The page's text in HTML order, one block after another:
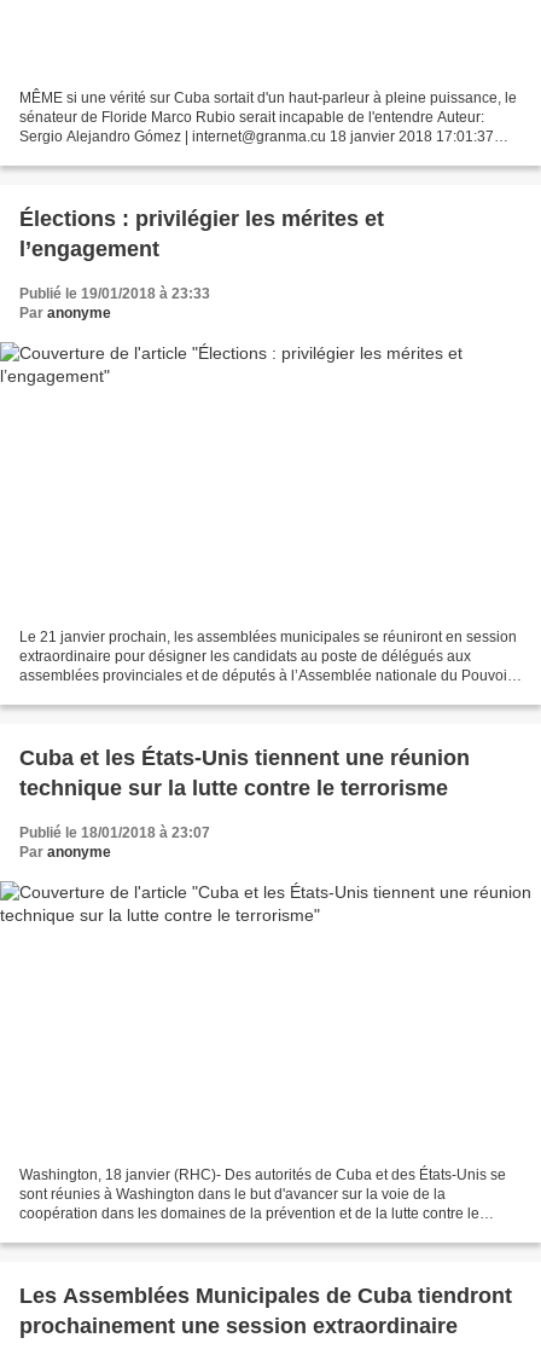
MÊME si une vérité sur Cuba sortait d'un haut-parleur à pleine puissance, le
sénateur de Floride Marco Rubio serait incapable de l'entendre Auteur:
Sergio Alejandro Gómez | internet@granma.cu 18 janvier 2018 17:01:37
Élections : privilégier les mérites et
l’engagement
Publié le 19/01/2018 à 23:33
Par anonyme
Le 21 janvier prochain, les assemblées municipales se réuniront en session
extraordinaire pour désigner les candidats au poste de délégués aux
assemblées provinciales et de députés à l’Assemblée nationale du Pouvoir
Cuba et les États-Unis tiennent une réunion
technique sur la lutte contre le terrorisme
Publié le 18/01/2018 à 23:07
Par anonyme
Washington, 18 janvier (RHC)- Des autorités de Cuba et des États-Unis se
sont réunies à Washington dans le but d'avancer sur la voie de la
coopération dans les domaines de la prévention et de la lutte contre le
Les Assemblées Municipales de Cuba tiendront
prochainement une session extraordinaire